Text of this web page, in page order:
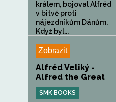
králem, bojoval Alfréd
v bitvě proti
nájezdníkům Dánům.
Když byl...
Zobrazit
Alfréd Veliký -
Alfred the Great
SMK BOOKS